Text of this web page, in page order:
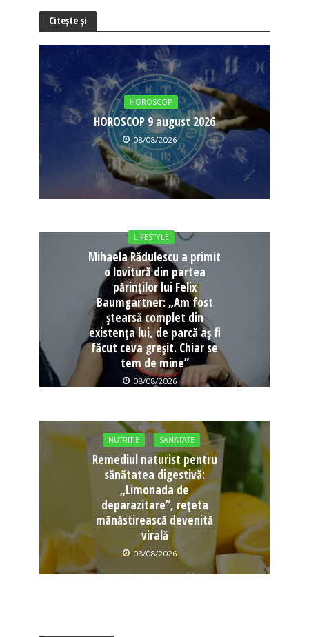
Citește și
HOROSCOP
HOROSCOP 9 august 2026
08/08/2026
LIFESTYLE
Mihaela Rădulescu a primit
o lovitură din partea
părinților lui Felix
Baumgartner: „Am fost
ștearsă complet din
existența lui, de parcă aș fi
făcut ceva greșit. Chiar se
tem de mine”
08/08/2026
NUTRITIE SANATATE
Remediul naturist pentru
sănătatea digestivă:
„Limonada de
deparazitare”, rețeta
mănăstirească devenită
virală
08/08/2026